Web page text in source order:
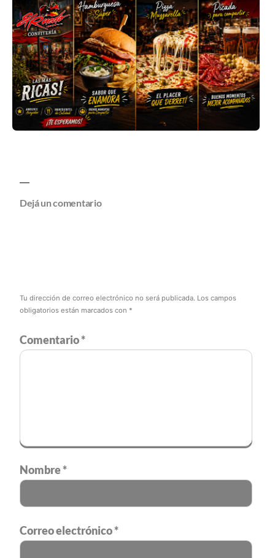
Dejá un comentario
Tu dirección de correo electrónico no será publicada. Los campos
obligatorios están marcados con *
Comentario*
Nombre*
Correo electrónico*